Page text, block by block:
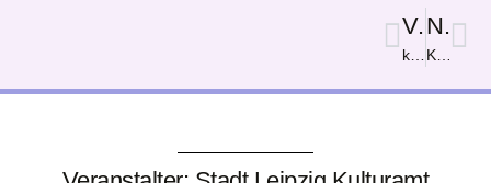
Vorige
katze malen
Nächster
Katzenwesen